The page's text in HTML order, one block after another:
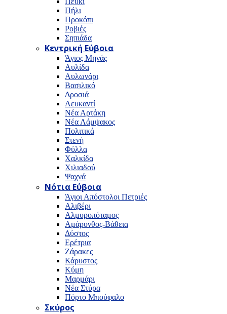
Πήλι
Προκόπι
Ροβιές
Σηπιάδα
Κεντρική Εύβοια
Άγιος Μηνάς
Αυλίδα
Αυλωνάρι
Βασιλικό
Δροσιά
Λευκαντί
Νέα Αρτάκη
Νέα Λάμψακος
Πολιτικά
Στενή
Φύλλα
Χαλκίδα
Χιλιαδού
Ψαχνά
Νότια Εύβοια
Άγιοι Απόστολοι Πετριές
Αλιβέρι
Αλμυροπόταμος
Αμάρυνθος-Βάθεια
Δύστος
Ερέτρια
Ζάρακες
Κάρυστος
Κύμη
Μαρμάρι
Νέα Στύρα
Πόρτο Μπούφαλο
Σκύρος